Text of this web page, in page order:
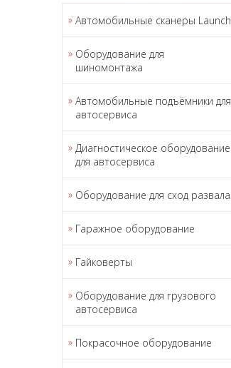
Автомобильные сканеры Launch
Оборудование для
шиномонтажа
Автомобильные подъёмники для
автосервиса
Диагностическое оборудование
для автосервиса
Оборудование для сход развала
Гаражное оборудование
Гайковерты
Оборудование для грузового
автосервиса
Покрасочное оборудование